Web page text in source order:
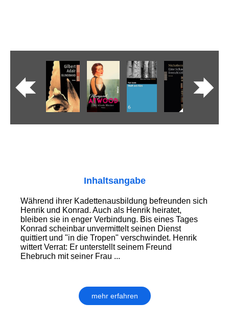
Inhaltsangabe
Während ihrer Kadettenausbildung befreunden sich
Henrik und Konrad. Auch als Henrik heiratet,
bleiben sie in enger Verbindung. Bis eines Tages
Konrad scheinbar unvermittelt seinen Dienst
quittiert und "in die Tropen" verschwindet. Henrik
wittert Verrat: Er unterstellt seinem Freund
Ehebruch mit seiner Frau ...
mehr erfahren